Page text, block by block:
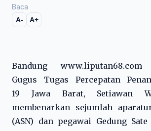
Baca
A- A+
Bandung – www.liputan68.com
Gugus Tugas Percepatan
19 Jawa Barat, Setiawan
membenarkan sejumlah
(ASN) dan pegawai Gedung